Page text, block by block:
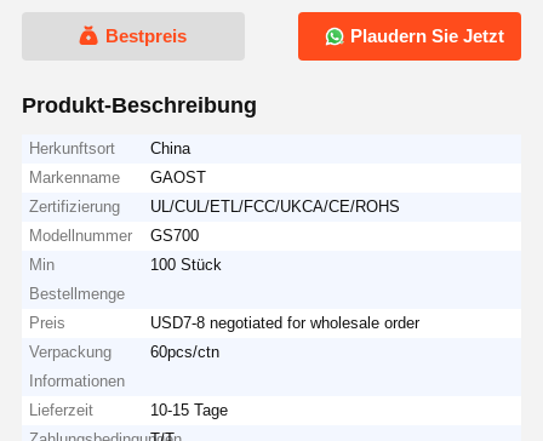
Bestpreis Plaudern Sie Jetzt
Produkt-Beschreibung
Herkunftsort
China
Markenname
GAOST
Zertifizierung
UL/CUL/ETL/FCC/UKCA/CE/ROHS
Modellnummer
GS700
Min
Bestellmenge
100 Stück
Preis
USD7-8 negotiated for wholesale order
Verpackung
Informationen
60pcs/ctn
Lieferzeit
10-15 Tage